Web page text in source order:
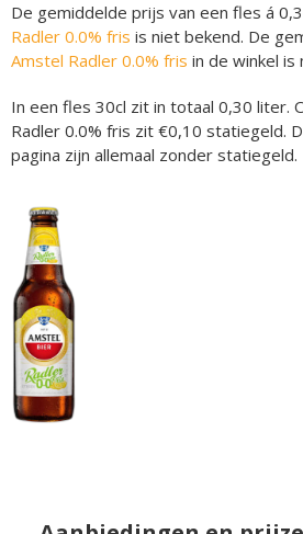
De gemiddelde prijs van een fles á
Radler 0.0% fris is niet bekend. De
Amstel Radler 0.0% fris in de winkel is
In een fles 30cl zit in totaal 0,30 liter.
Radler 0.0% fris zit €0,10 statiegeld.
pagina zijn allemaal zonder statiegeld.